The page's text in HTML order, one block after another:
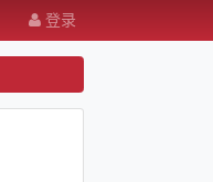
登录